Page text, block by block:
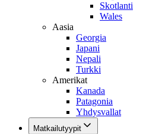
Skotlanti
Wales
Aasia
Georgia
Japani
Nepali
Turkki
Amerikat
Kanada
Patagonia
Yhdysvallat
Matkailutyypit